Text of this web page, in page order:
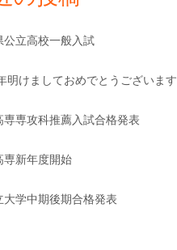
公立高校一般入試
明けましておめでとうございます
専専攻科推薦入試合格発表
専新年度開始
大学中期後期合格発表